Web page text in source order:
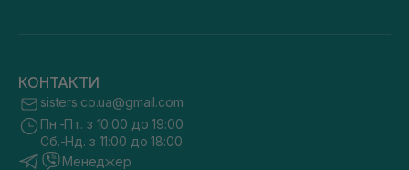
КОНТАКТИ
sisters.co.ua@gmail.com
Пн.-Пт. з 10:00 до 19:00
Сб.-Нд. з 11:00 до 18:00
Менеджер